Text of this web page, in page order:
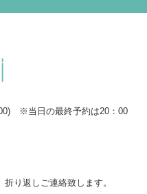
※当日の最終予約は20：00
り返しご連絡致します。